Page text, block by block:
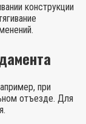
конструкции
при
отъезде. Для